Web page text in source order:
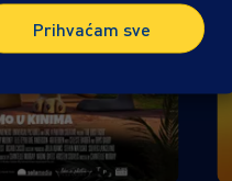
Prihvaćam sve